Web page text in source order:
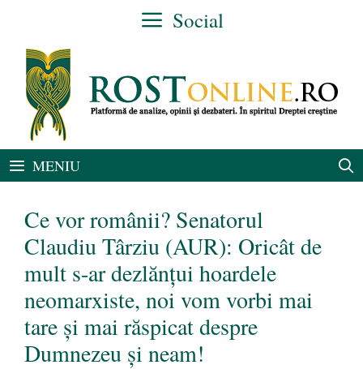
conținut
Social
MENIU
Ce vor românii? Senatorul
Claudiu Târziu (AUR): Oricât de
mult s-ar dezlănțui hoardele
neomarxiste, noi vom vorbi mai
tare și mai răspicat despre
Dumnezeu și neam!